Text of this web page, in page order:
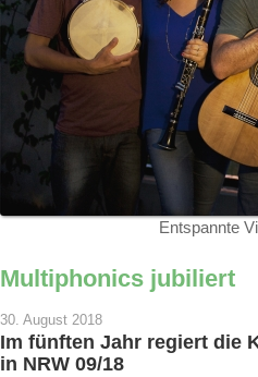
Entspannte
Multiphonics jubiliert
30. August 2018
Im fünften Jahr regiert die
in NRW 09/18